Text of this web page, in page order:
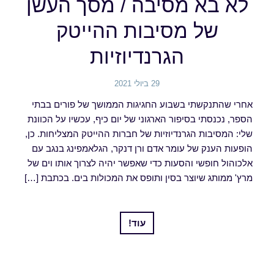
לא בא מסיבה / מסך העשן
של מסיבות ההייטק
הגרנדיוזיות
29 ביולי 2021
אחרי שהתנקשתי בשבוע החגיגות הממושך של פורים בבתי
הספר, נכנסתי בסיפור הארגוני של יום כיף, עכשיו על הכוונת
שלי: המסיבות הגרנדיוזיות של חברות ההייטק המצליחות. כן,
הופעות הענק של עומר אדם ורן דנקר, הגלאמפינג בנגב עם
אלכוהול חופשי והסעות כדי שאפשר יהיה לצרוך אותו וים של
מרץ' ממותג שיוצר בסין ותופס את המכולות בים. בכתבת […]
עוד!